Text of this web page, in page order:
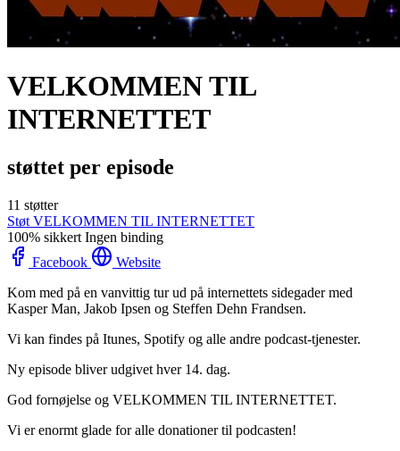
VELKOMMEN TIL
INTERNETTET
støttet per episode
11 støtter
Støt VELKOMMEN TIL INTERNETTET
100% sikkert Ingen binding
Facebook
Website
Kom med på en vanvittig tur ud på internettets sidegader med
Kasper Man, Jakob Ipsen og Steffen Dehn Frandsen.
Vi kan findes på Itunes, Spotify og alle andre podcast-tjenester.
Ny episode bliver udgivet hver 14. dag.
God fornøjelse og VELKOMMEN TIL INTERNETTET.
Vi er enormt glade for alle donationer til podcasten!